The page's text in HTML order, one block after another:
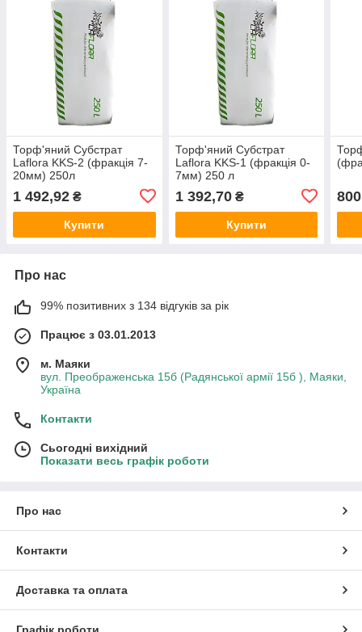
Торф'яний Субстрат
Laflora KKS-2 (фракція 7-
20мм) 250л
1 492,92 ₴
Купити
Торф'яний Субстрат
Laflora KKS-1 (фракція 0-
7мм) 250 л
1 392,70₴
Купити
800
Про нас
99% позитивних з 134 відгуків за рік
Працює з 03.01.2013
м. Маяки
вул. Преображенська 15б (Радянської армії 15б ), Маяки,
Україна
Контакти
Сьогодні вихідний
Показати весь графік роботи
Про нас
Контакти
Доставка та оплата
Графік роботи